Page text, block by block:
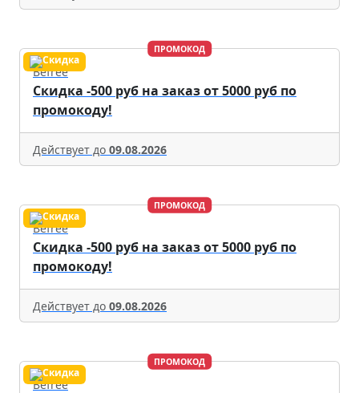
ПРОМОКОД
Befree
Скидка -500 руб на заказ от 5000 руб по
промокоду!
Действует до 09.08.2026
ПРОМОКОД
Befree
Скидка -500 руб на заказ от 5000 руб по
промокоду!
Действует до 09.08.2026
ПРОМОКОД
Befree